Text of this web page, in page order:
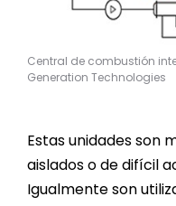
Central de combustión
Generation Technologies
Estas unidades son
aislados o de difícil
Igualmente son